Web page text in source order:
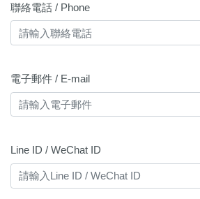
聯絡電話 / Phone
電子郵件 / E-mail
Line ID / WeChat ID